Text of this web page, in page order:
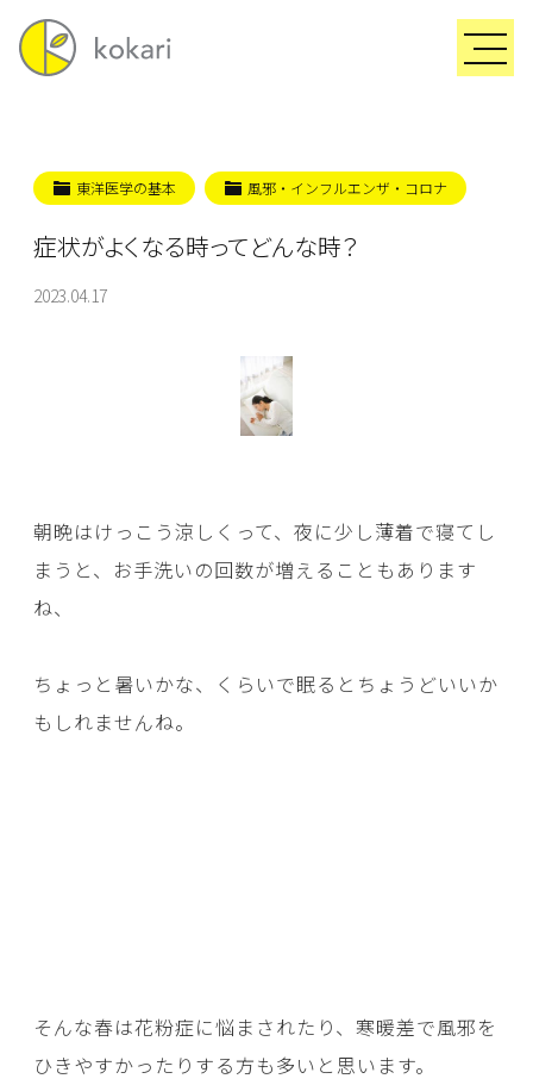
東洋医学の基本 風邪・インフルエンザ・コロナ
症状がよくなる時ってどんな時？
2023.04.17
朝晩はけっこう涼しくって、夜に少し薄着で寝てし
まうと、お手洗いの回数が増えることもあります
ね、
ちょっと暑いかな、くらいで眠るとちょうどいいか
もしれませんね。
そんな春は花粉症に悩まされたり、寒暖差で風邪を
ひきやすかったりする方も多いと思います。